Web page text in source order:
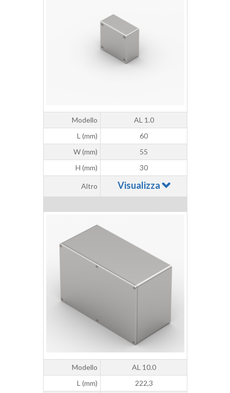
Modello
AL 1.0
L (mm)
60
W (mm)
55
H (mm)
30
Altro Visualizza
Modello
AL 10.0
L (mm)
222,3